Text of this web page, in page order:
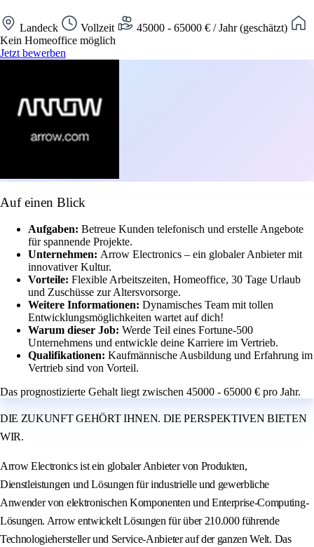
Landeck Vollzeit
45000 - 65000 € / Jahr (geschätzt)
Kein Homeoffice möglich
Jetzt bewerben
Auf einen Blick
Aufgaben: Betreue Kunden telefonisch und erstelle Angebote
für spannende Projekte.
Unternehmen: Arrow Electronics – ein globaler Anbieter mit
innovativer Kultur.
Vorteile: Flexible Arbeitszeiten, Homeoffice, 30 Tage Urlaub
und Zuschüsse zur Altersvorsorge.
Weitere Informationen: Dynamisches Team mit tollen
Entwicklungsmöglichkeiten wartet auf dich!
Warum dieser Job: Werde Teil eines Fortune-500
Unternehmens und entwickle deine Karriere im Vertrieb.
Qualifikationen: Kaufmännische Ausbildung und Erfahrung im
Vertrieb sind von Vorteil.
Das prognostizierte Gehalt liegt zwischen 45000 - 65000 € pro Jahr.
DIE ZUKUNFT GEHÖRT IHNEN. DIE PERSPEKTIVEN BIETEN
WIR.
Arrow Electronics ist ein globaler Anbieter von Produkten,
Dienstleistungen und Lösungen für industrielle und gewerbliche
Anwender von elektronischen Komponenten und Enterprise-Computing-
Lösungen. Arrow entwickelt Lösungen für über 210.000 führende
Technologiehersteller und Service-Anbieter auf der ganzen Welt. Das